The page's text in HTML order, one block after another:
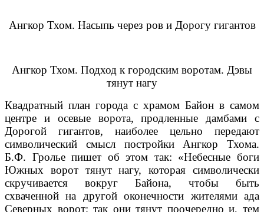
Ангкор Тхом. Насыпь через ров и Дорогу гигантов
Ангкор Тхом. Подход к городским воротам. Дэвы
тянут нагу
Квадратный план города с храмом Байон в самом
центре и осевые ворота, продленные дамбами с
Дорогой гигантов, наиболее цельно передают
символический смысл постройки Ангкор Тхома.
Б.Ф. Гролье пишет об этом так: «Небесные боги
Южных ворот тянут нагу, которая символически
скручивается вокруг Байона, чтобы быть
схваченной на другой оконечности жителями ада
Северных ворот; так они тянут поочередно и, тем